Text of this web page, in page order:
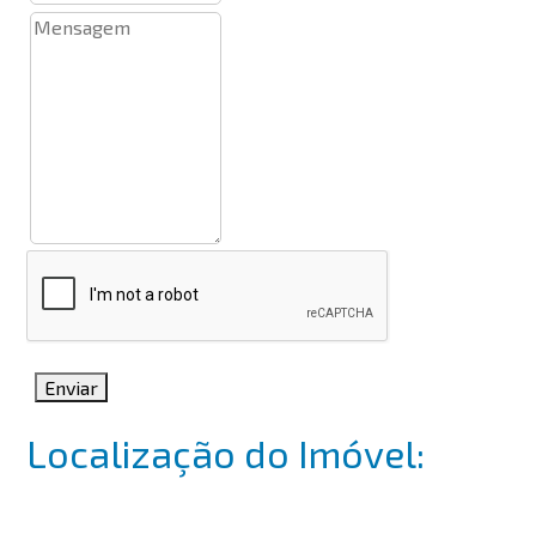
Enviar
Localização do Imóvel: